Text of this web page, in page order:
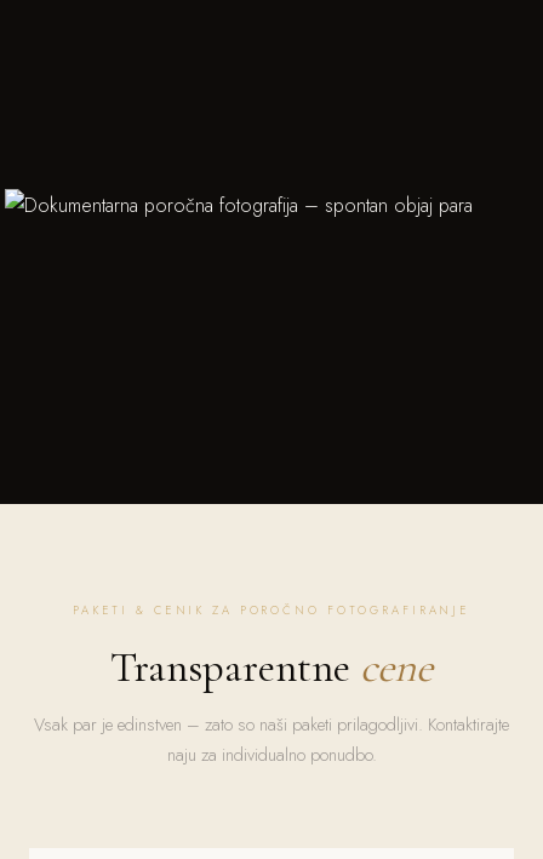
PAKETI & CENIK ZA POROČNO FOTOGRAFIRANJE
Transparentne cene
Vsak par je edinstven – zato so naši paketi prilagodljivi. Kontaktirajte
naju za individualno ponudbo.